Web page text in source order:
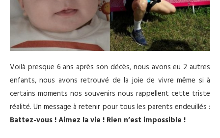
Voilà presque 6 ans après son décès, nous avons eu 2 autres
enfants, nous avons retrouvé de la joie de vivre même si à
certains moments nos souvenirs nous rappellent cette triste
réalité. Un message à retenir pour tous les parents endeuillés :
Battez-vous ! Aimez la vie ! Rien n’est impossible !